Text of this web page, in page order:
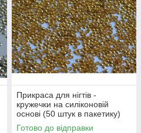
Прикраса для нігтів -
кружечки на силіконовій
основі (50 штук в пакетику)
Колір: золото
Готово до відправки